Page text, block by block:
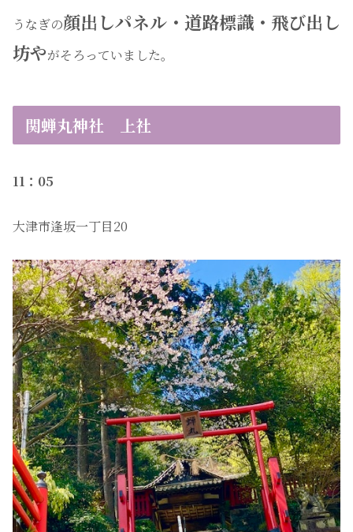
うなぎの顔出しパネル・道路標識・飛び出し
坊やがそろっていました。
関蝉丸神社 上社
11：05
大津市逢坂一丁目20